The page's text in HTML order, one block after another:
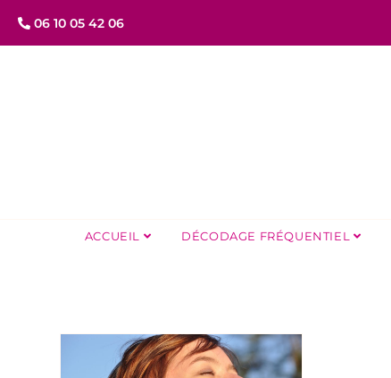
06 10 05 42 06
ACCUEIL DÉCODAGE FRÉQUENTIEL